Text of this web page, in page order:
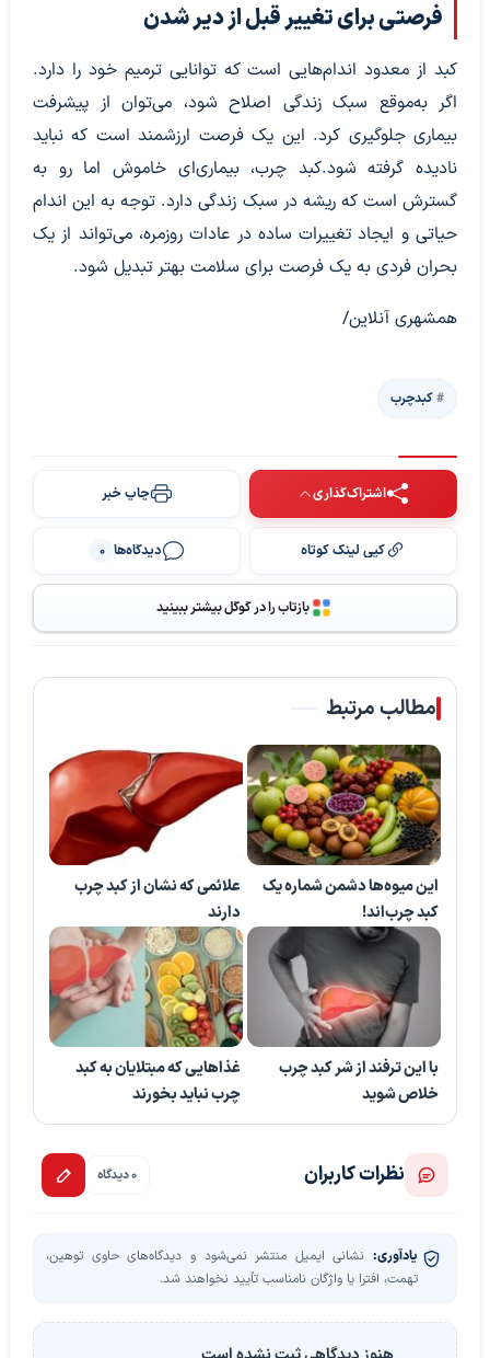
فرصتی برای تغییر قبل از دیر شدن
کبد از معدود اندام‌هایی است که توانایی ترمیم خود را دارد.
اگر به‌موقع سبک زندگی اصلاح شود، می‌توان از پیشرفت
بیماری جلوگیری کرد. این یک فرصت ارزشمند است که نباید
نادیده گرفته شود.کبد چرب، بیماری‌ای خاموش اما رو به
گسترش است که ریشه در سبک زندگی دارد. توجه به این اندام
حیاتی و ایجاد تغییرات ساده در عادات روزمره، می‌تواند از یک
بحران فردی به یک فرصت برای سلامت بهتر تبدیل شود.
همشهری آنلاین/
کبدچرب
اشتراک‌گذاری چاپ خبر
کپی لینک کوتاه دیدگاه‌ها 0
بازتاب را در گوگل بیشتر ببینید
مطالب مرتبط
این میوه‌ها دشمن شماره یک
کبد چرب‌اند!
علائمی که نشان از کبد چرب
دارند
با این ترفند از شر کبد چرب
خلاص شوید
غذاهایی که مبتلایان به کبد
چرب نباید بخورند
نظرات کاربران 0 دیدگاه
یادآوری: نشانی ایمیل منتشر نمی‌شود و دیدگاه‌های حاوی توهین،
تهمت، افترا یا واژگان نامناسب تأیید نخواهند شد.